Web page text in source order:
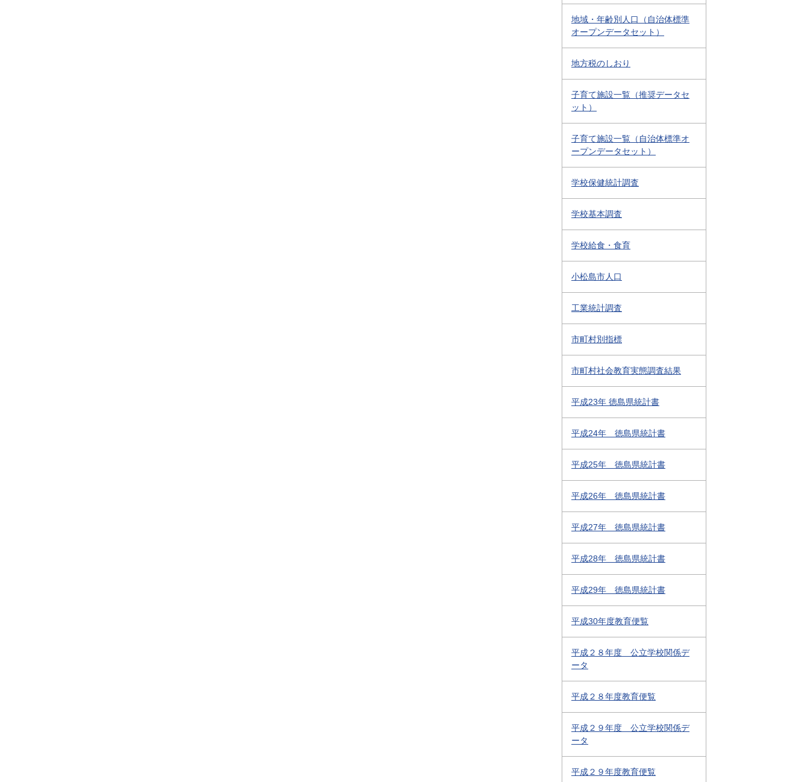
地域・年齢別人口（自治体標準
オープンデータセット）
地方税のしおり
子育て施設一覧（推奨データセ
ット）
子育て施設一覧（自治体標準オ
ープンデータセット）
学校保健統計調査
学校基本調査
学校給食・食育
小松島市人口
工業統計調査
市町村別指標
市町村社会教育実態調査結果
平成23年 徳島県統計書
平成24年 徳島県統計書
平成25年 徳島県統計書
平成26年 徳島県統計書
平成27年 徳島県統計書
平成28年 徳島県統計書
平成29年 徳島県統計書
平成30年度教育便覧
平成２８年度 公立学校関係デ
ータ
平成２８年度教育便覧
平成２９年度 公立学校関係デ
ータ
平成２９年度教育便覧